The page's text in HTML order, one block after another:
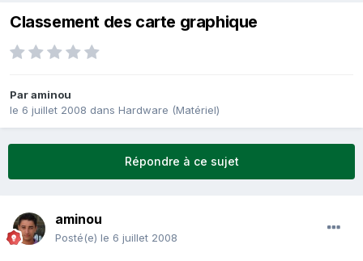
Classement des carte graphique
Paraminou
le 6 juillet 2008 dans Hardware (Matériel)
Répondre à ce sujet
aminou
Posté(e) le 6 juillet 2008